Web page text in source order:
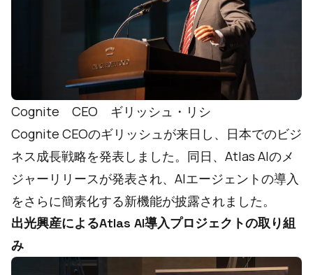
Cognite CEO ギリッシュ・リシ
Cognite CEOのギリッシュが来日し、日本でのビジ
ネス成長戦略を発表しました。同日、 Atlas AIのメ
ジャーリリースが発表され、AIエージェントの導入
をさらに簡素化する新機能が披露されました。
出光興産によるAtlas AI導入プロジェクトの取り組
み